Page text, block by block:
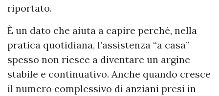
riportato.
È un dato che aiuta a capire perché, nella
pratica quotidiana, l’assistenza “a casa”
spesso non riesce a diventare un argine
stabile e continuativo. Anche quando cresce
il numero complessivo di anziani presi in